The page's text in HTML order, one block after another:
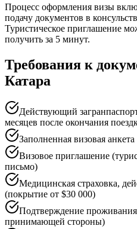
Процесс оформления визы
подачу документов в
Туристическое приглашение
получить за 5 минут.
Требования к
Катара
Действующий
месяцев после окончания
Заполненная визовая
Визовое приглашение
письмо)
Медицинская страховка,
(покрытие от $30 000)
Подтверждение проживания
принимающей стороны)